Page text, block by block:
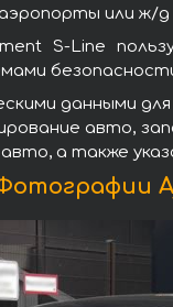
или ж/д
S-Line
данными
авто,
а также